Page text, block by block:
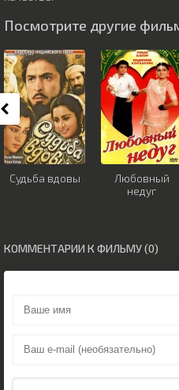
Посмотрите другие
Судьба вдовы
Любовный
недуг
КОММЕНТАРИИ К ФИЛЬМУ (0)